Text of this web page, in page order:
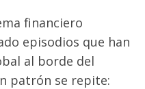
financiero
episodios que han
al borde del
patrón se repite: